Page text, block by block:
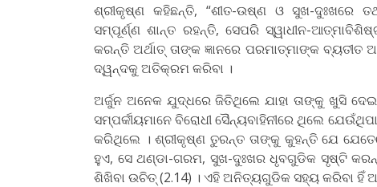
ଶ୍ରୀକୃଷ୍ଣ କହିଛନ୍ତି, “ଶୀତ-ଉଷ୍ଣ ଓ ସୁଖ-ଦୁଃଖରେ
ସମ୍ପୂର୍ଣ୍ଣ ଶାନ୍ତ ରହନ୍ତି, ସେପରି ସ୍ୱାଧୀନ-
କରନ୍ତି ଅର୍ଥାତ୍‌ ତାଙ୍କ ଜ୍ଞାନରେ ପରମାତ୍ମାଙ୍କ ବ୍ୟତୀତ
ଦ୍ୱନ୍ଦକୁ ଅତିକ୍ରମ କରିବା ।
ଅର୍ଜୁନ ଅନେକ ଯୁଦ୍ଧରେ ଜିତିଥିଲେ ଯାହା ତାଙ୍କୁ ଖୁସି
ସମ୍ପର୍କୀୟମାନେ ବିରୋଧୀ ସୈନ୍ୟବାହିନୀରେ ଥିଲେ
କରିଥିଲେ । ଶ୍ରୀକୃଷ୍ଣ ତୁରନ୍ତ ତାଙ୍କୁ କୁହନ୍ତି ଯେ
ହୁଏ, ସେ ଥଣ୍ଡା-ଗରମ, ସୁଖ-ଦୁଃଖର ଧୃବଗୁଡିକ ସୃଷ୍ଟି
ଶିଖିବା ଉଚିତ୍‌ (2.14) । ଏହି ଅନିତ୍ୟଗୁଡିକ ସହ୍ୟ କରିବା ହିଁ